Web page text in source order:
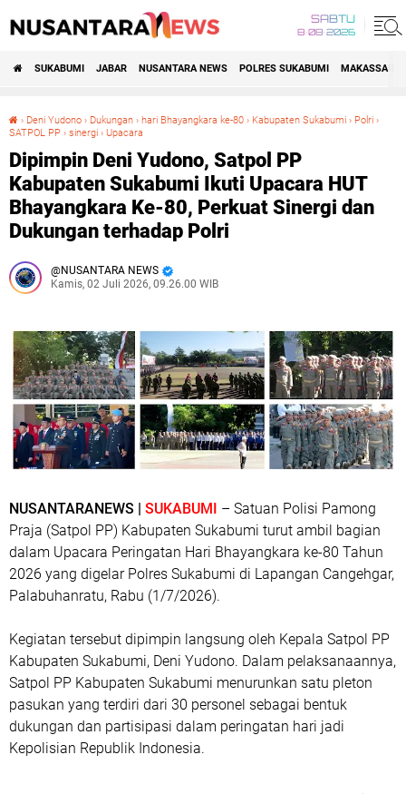
SABTU
8•08•2026
SUKABUMI JABAR NUSANTARA NEWS POLRES SUKABUMI MAKASSAR
› Deni Yudono › Dukungan › hari Bhayangkara ke-80 › Kabupaten Sukabumi › Polri ›
SATPOL PP › sinergi › Upacara
Dipimpin Deni Yudono, Satpol PP
Kabupaten Sukabumi Ikuti Upacara HUT
Bhayangkara Ke-80, Perkuat Sinergi dan
Dukungan terhadap Polri
NUSANTARA NEWS
Kamis, 02 Juli 2026, 09.26.00 WIB
NUSANTARANEWS | SUKABUMI – Satuan Polisi Pamong
Praja (Satpol PP) Kabupaten Sukabumi turut ambil bagian
dalam Upacara Peringatan Hari Bhayangkara ke-80 Tahun
2026 yang digelar Polres Sukabumi di Lapangan Cangehgar,
Palabuhanratu, Rabu (1/7/2026).
Kegiatan tersebut dipimpin langsung oleh Kepala Satpol PP
Kabupaten Sukabumi, Deni Yudono. Dalam pelaksanaannya,
Satpol PP Kabupaten Sukabumi menurunkan satu pleton
pasukan yang terdiri dari 30 personel sebagai bentuk
dukungan dan partisipasi dalam peringatan hari jadi
Kepolisian Republik Indonesia.